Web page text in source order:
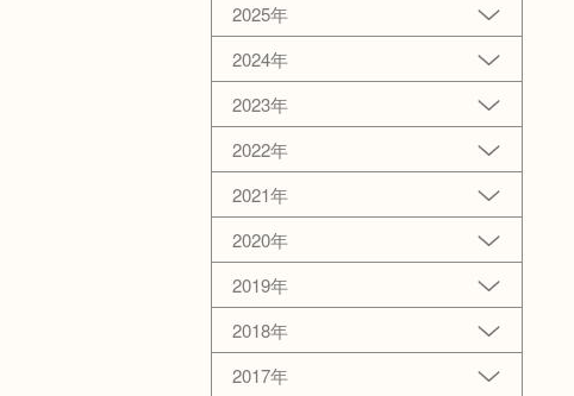
2025年
2024年
2023年
2022年
2021年
2020年
2019年
2018年
2017年